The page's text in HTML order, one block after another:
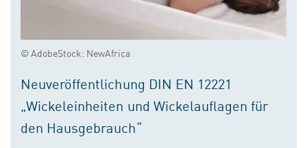
© AdobeStock: NewAfrica
Neuveröffentlichung DIN EN 12221
„Wickeleinheiten und Wickelauflagen für
den Hausgebrauch“